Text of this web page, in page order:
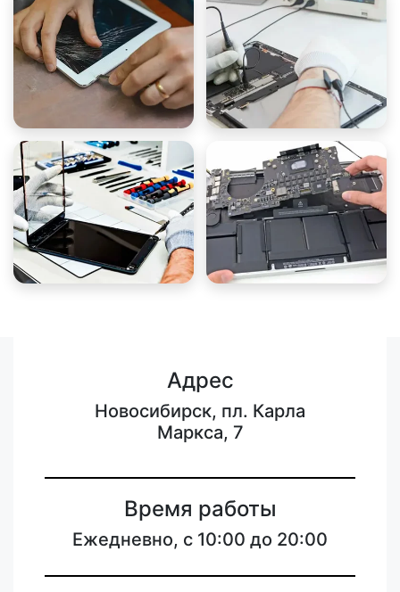
Адрес
Новосибирск, пл. Карла
Маркса, 7
Время работы
Ежедневно, с 10:00 до 20:00